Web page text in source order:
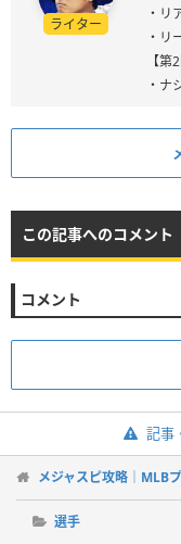
ライター
・リ
・リ
【
・ナ
この記事へのコメント
コメント
記事
メジャスピ攻略｜MLB
選手